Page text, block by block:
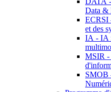
Data &
ECRSI
et des
IA - IA
MSIR -
SMOB